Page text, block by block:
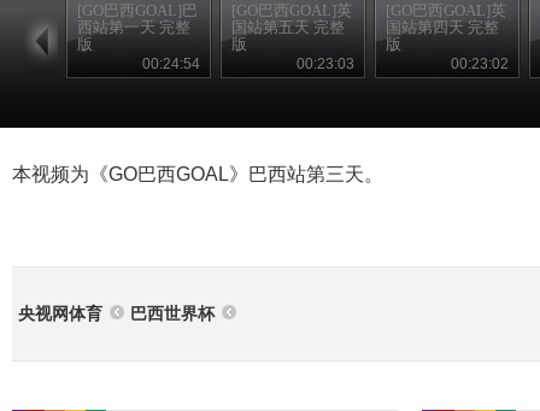
[GO巴西GOAL]巴
西站第一天 完整
版
00:24:54
[GO巴西GOAL]英
国站第五天 完整
版
00:23:03
[GO巴西GOAL]英
国站第四天 完整
版
00:23:02
本视频为《GO巴西GOAL》巴西站第三天。
央视网体育 巴西世界杯